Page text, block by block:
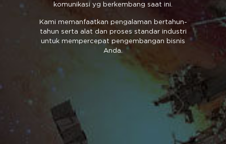
komunikasi yg berkembang saat ini.
Kami memanfaatkan pengalaman bertahun-
tahun serta alat dan proses standar industri
untuk mempercepat pengembangan bisnis
Anda.